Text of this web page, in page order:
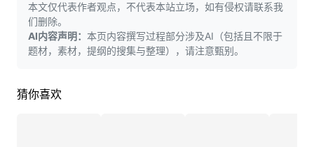
本文仅代表作者观点，不代表本站立场，如有侵权请联系我
们删除。
AI内容声明： 本页内容撰写过程部分涉及AI（包括且不限于
题材，素材，提纲的搜集与整理），请注意甄别。
猜你喜欢